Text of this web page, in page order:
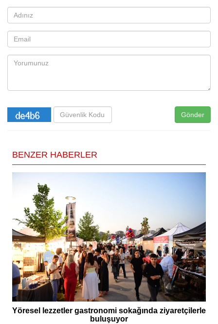
Gönder
BENZER HABERLER
Yöresel lezzetler gastronomi sokağında ziyaretçilerle
buluşuyor